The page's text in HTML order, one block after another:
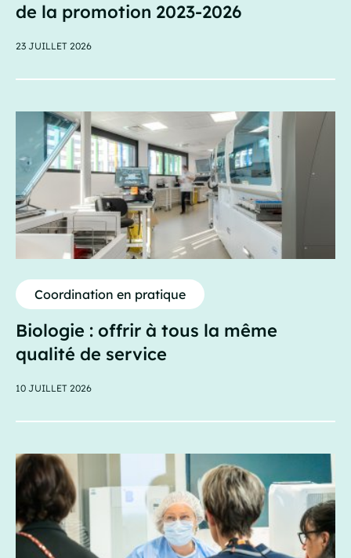
de la promotion 2023-2026
23 JUILLET 2026
Coordination en pratique
Biologie : offrir à tous la même
qualité de service
10 JUILLET 2026